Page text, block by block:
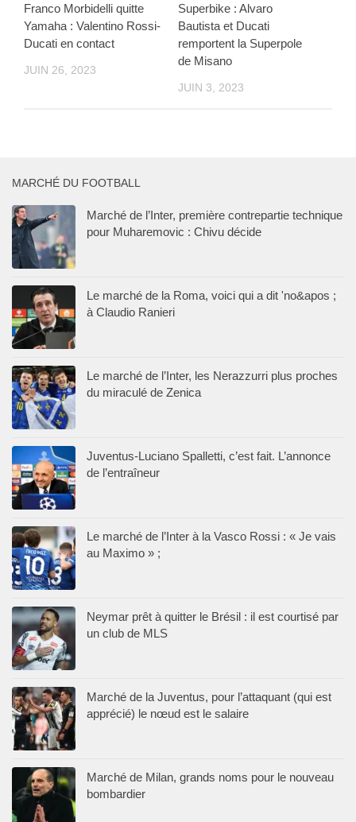
Franco Morbidelli quitte
Yamaha : Valentino Rossi-
Ducati en contact
JUIN 26, 2023
Superbike : Alvaro
Bautista et Ducati
remportent la Superpole
de Misano
JUIN 3, 2023
MARCHÉ DU FOOTBALL
Marché de l’Inter, première contrepartie technique
pour Muharemovic : Chivu décide
Le marché de la Roma, voici qui a dit 'no&apos ;
à Claudio Ranieri
Le marché de l’Inter, les Nerazzurri plus proches
du miraculé de Zenica
Juventus-Luciano Spalletti, c’est fait. L’annonce
de l’entraîneur
Le marché de l’Inter à la Vasco Rossi : « Je vais
au Maximo » ;
Neymar prêt à quitter le Brésil : il est courtisé par
un club de MLS
Marché de la Juventus, pour l’attaquant (qui est
apprécié) le nœud est le salaire
Marché de Milan, grands noms pour le nouveau
bombardier